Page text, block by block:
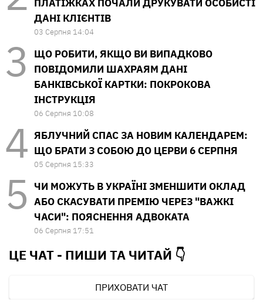
ПЛАТІЖКАХ ПОЧАЛИ ДРУКУВАТИ ОСОБИСТІ
ДАНІ КЛІЄНТІВ
03 Серпня 14:04
ЩО РОБИТИ, ЯКЩО ВИ ВИПАДКОВО
ПОВІДОМИЛИ ШАХРАЯМ ДАНІ
БАНКІВСЬКОЇ КАРТКИ: ПОКРОКОВА
ІНСТРУКЦІЯ
06 Серпня 10:08
ЯБЛУЧНИЙ СПАС ЗА НОВИМ КАЛЕНДАРЕМ:
ЩО БРАТИ З СОБОЮ ДО ЦЕРВИ 6 СЕРПНЯ
05 Серпня 15:33
ЧИ МОЖУТЬ В УКРАЇНІ ЗМЕНШИТИ ОКЛАД
АБО СКАСУВАТИ ПРЕМІЮ ЧЕРЕЗ "ВАЖКІ
ЧАСИ": ПОЯСНЕННЯ АДВОКАТА
06 Серпня 17:51
ЦЕ ЧАТ - ПИШИ ТА ЧИТАЙ 👇
ПРИХОВАТИ ЧАТ